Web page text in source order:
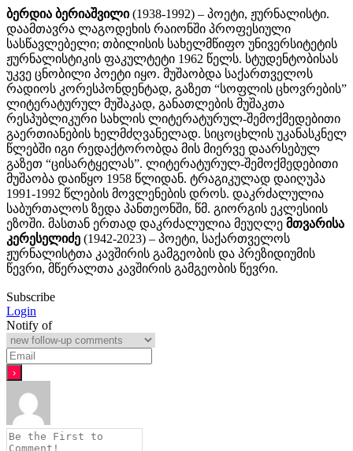
ბერდია ბერიაშვილი(1938-1992) – პოეტი, ჟურნალისტი.
დაამთავრა ლაგოდეხის რაიონში პროფესიული
სასწავლებელი; თბილისის სახელმწიფო უნივერსიტეტის
ჟურნალისტიკის ფაკულტეტი 1962 წელს. სტუდენტობისას
უკვე ცნობილი პოეტი იყო. მუშაობდა საქართველოს
რადიოს კორესპონდენტად, გაზეთ “სოფლის ცხოვრების”
ლიტერატურულ მუშაკად, განათლების მუშაკთა
რესპუბლიკური სახლის ლიტერატურულ-შემოქმედებითი
გაერთიანების ხელმძღვანელად. სიცოცხლის უკანასკნელ
წლებში იგი რედაქტორობდა მის მიერვე დაარსებულ
გაზეთ “ცისარტყელას”. ლიტერატურულ-შემოქმედებითი
მუშაობა დაიწყო 1958 წლიდან. ტრაგიკულად დაიღუპა
1991-1992 წლების მოვლენების დროს. დაკრძალულია
საბურთალოს ზედა პანთეონში, წმ. გიორგის ეკლესიის
ეზოში. მასთან ერთად დაკრძალულია მეუღლე მთვარისა
კერესელიძე (1942-2023) – პოეტი, საქართველოს
ჟურნალისტთა კავშირის გამგეობის და პრეზიდიუმის
წევრი, მწერალთა კავშირის გამგეობის წევრი.
Subscribe
Login
Notify of